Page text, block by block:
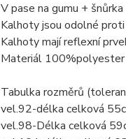
V pase na gumu +
Kalhoty jsou odolné
Kalhoty mají reflexní
Materiál 100%polyester
Tabulka rozměrů
vel.92-délka celková
vel.98-Délka celková